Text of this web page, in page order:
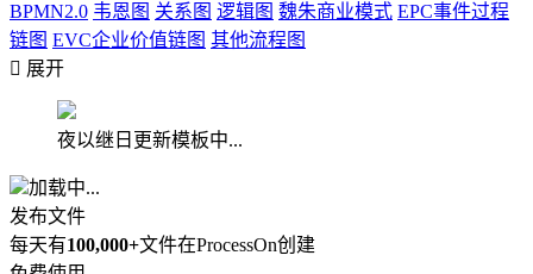
BPMN2.0 韦恩图 关系图 逻辑图 魏朱商业模式 EPC事件过程
链图 EVC企业价值链图 其他流程图
 展开
夜以继日更新模板中...
加载中...
发布文件
每天有100,000+文件在ProcessOn创建